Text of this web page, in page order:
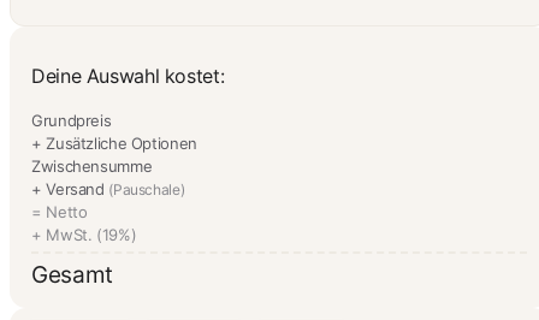
Deine Auswahl kostet:
Grundpreis
+ Zusätzliche Optionen
Zwischensumme
+ Versand (Pauschale)
= Netto
+ MwSt. (19%)
Gesamt